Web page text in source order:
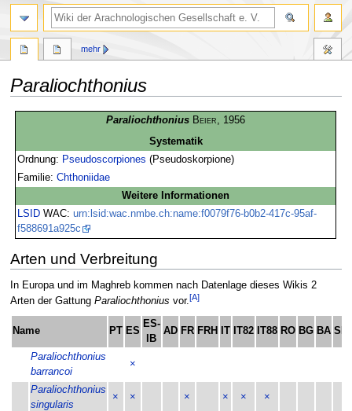
Paraliochthonius
Paraliochthonius Beier , 1956
Systematik
Ordnung: Pseudoscorpiones (Pseudoskorpione)
Familie:Chthoniidae
Weitere Informationen
LSID WAC:urn:lsid:wac.nmbe.ch:name:f0079f76-b0b2-417c-95af-
f588691a925c
Arten und Verbreitung
In Europa und im Maghreb kommen nach Datenlage dieses Wikis 2
Arten der Gattung Paraliochthonius vor.[A]
Name PT ES
ES-
IB
AD FR FRH IT IT82 IT88 RO BG BA SI
Paraliochthonius
barrancoi
×
Paraliochthonius
singularis
× × × × × ×
mehr